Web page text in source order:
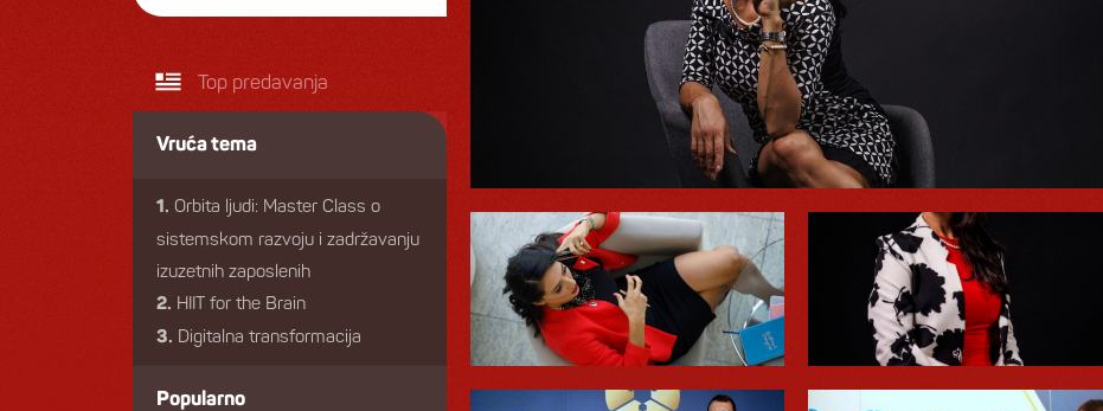
Top predavanja
Vruća tema
1. Orbita ljudi: Master Class o
sistemskom razvoju i zadržavanju
izuzetnih zaposlenih
2. HIIT for the Brain
3. Digitalna transformacija
Popularno